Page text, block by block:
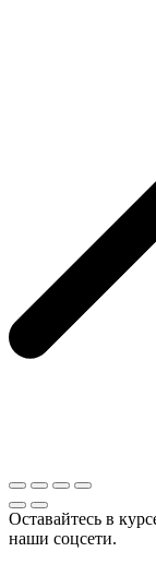
Оставайтесь в
наши соцсети.